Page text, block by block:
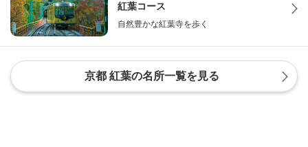
紅葉コース
自然豊かな紅葉寺を歩く
京都 紅葉の名所一覧を見る